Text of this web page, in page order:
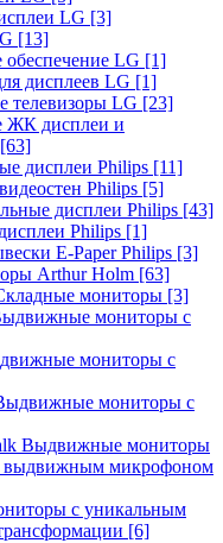
LG [3]
[13]
LG [1]
дисплеев LG [1]
телевизоры LG [23]
ЖК дисплеи и
[63]
дисплеи Philips [11]
Philips [5]
дисплеи Philips [43]
Philips [1]
E-Paper Philips [3]
Arthur Holm [63]
мониторы [3]
мониторы с
мониторы с
мониторы с
Выдвижные мониторы
выдвижным микрофоном
с уникальным
[6]